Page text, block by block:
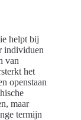
helpt bij
individuen
van
het
openstaan
maar
termijn